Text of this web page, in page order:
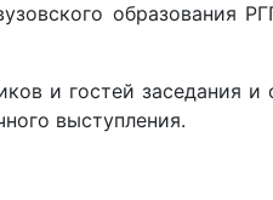
образования
и гостей заседания и
выступления.